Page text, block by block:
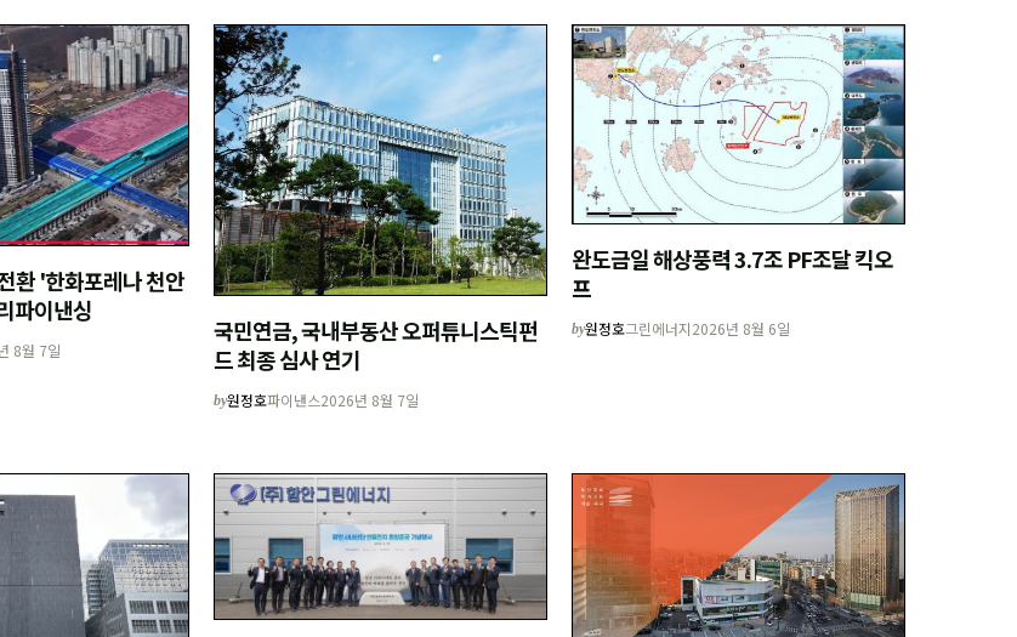
환 '한화포레나 천안
파이낸싱
8월 7일
국민연금, 국내부동산 오퍼튜니스틱펀
드 최종 심사 연기
by원정호파이낸스2026년 8월 7일
완도금일 해상풍력 3.7조 PF조달 킥오
프
by원정호그린에너지2026년 8월 6일